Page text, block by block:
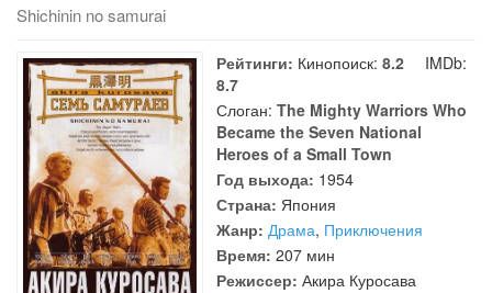
Shichinin no samurai
Рейтинги: Кинопоиск: 8.2
IMDb:
8.7
Слоган: The Mighty Warriors Who
Became the Seven National
Heroes of a Small Town
Год выхода: 1954
Страна: Япония
Жанр: Драма, Приключения
Время: 207 мин
Режиссер: Акира Куросава